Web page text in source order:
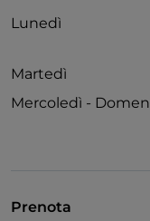
Lunedì
Martedì
Mercoledì -
Prenota